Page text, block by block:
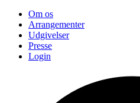
Om os
Arrangementer
Udgivelser
Presse
Login